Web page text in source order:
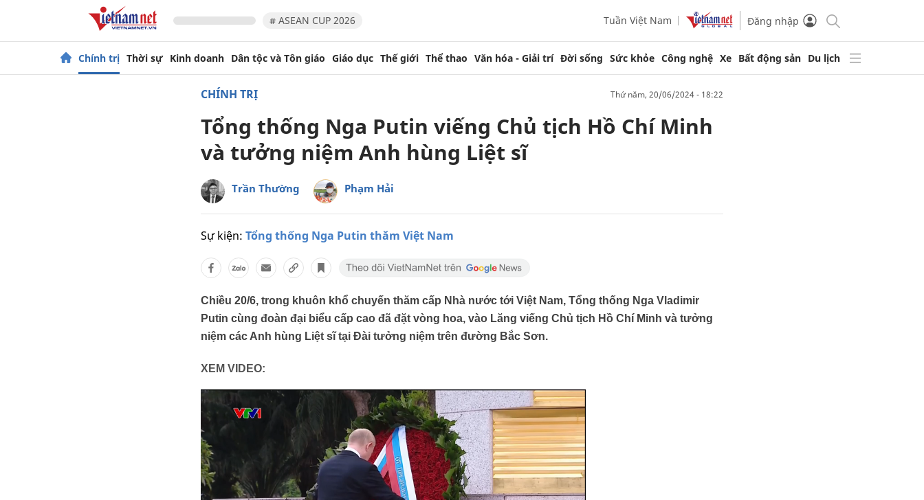
# ASEAN CUP 2026 Tuần Việt Nam Đăng nhập
Chính trị Thời sự Kinh doanh Dân tộc và Tôn giáo Giáo dục Thế giới Thể thao Văn hóa - Giải trí Đời sống Sức khỏe Công nghệ Xe Bất động sản Du lịch
CHÍNH TRỊ thứ năm, 20/06/2024 - 18:22
Tổng thống Nga Putin viếng Chủ tịch Hồ Chí Minh
và tưởng niệm Anh hùng Liệt sĩ
Trần Thường Phạm Hải
Sự kiện: Tổng thống Nga Putin thăm Việt Nam
Chiều 20/6, trong khuôn khổ chuyến thăm cấp Nhà nước tới Việt Nam, Tổng thống Nga Vladimir
Putin cùng đoàn đại biểu cấp cao đã đặt vòng hoa, vào Lăng viếng Chủ tịch Hồ Chí Minh và tưởng
niệm các Anh hùng Liệt sĩ tại Đài tưởng niệm trên đường Bắc Sơn.
XEM VIDEO: